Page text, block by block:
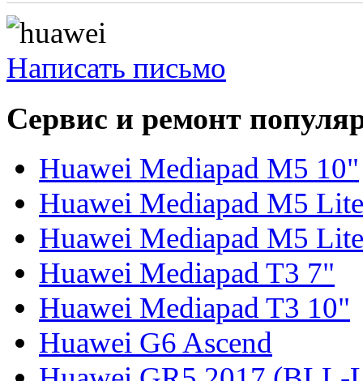
Написать письмо
Сервис и ремонт
Huawei Mediapad M5 10"
Huawei Mediapad M5
Huawei Mediapad M5
Huawei Mediapad T3 7"
Huawei Mediapad T3 10"
Huawei G6 Ascend